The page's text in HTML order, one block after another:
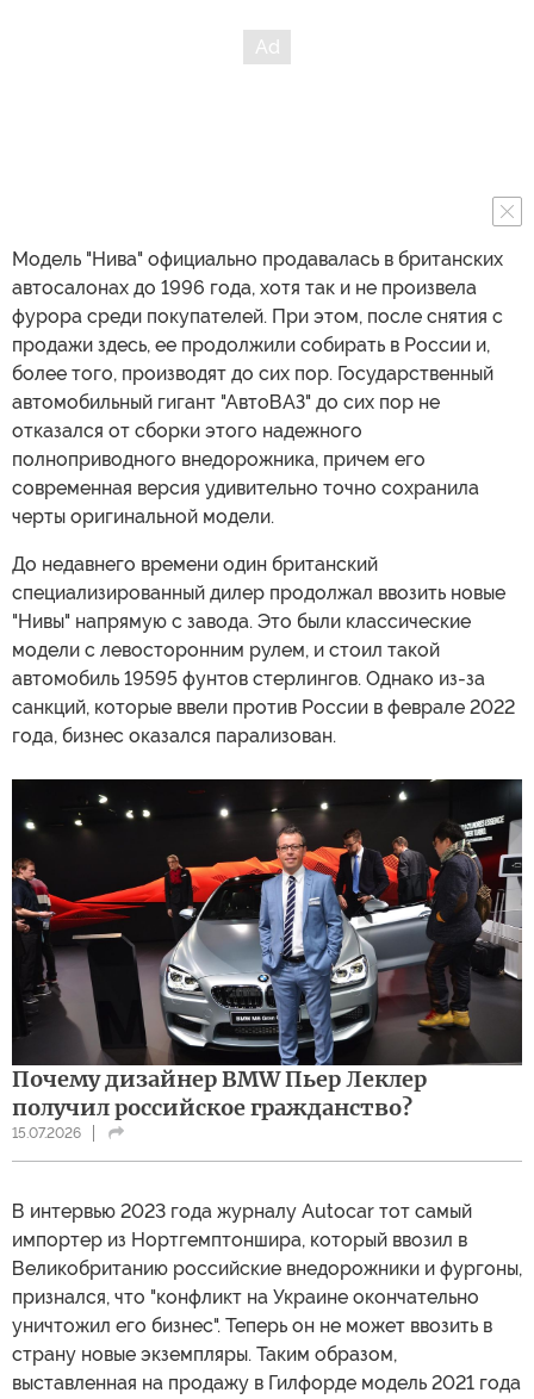
Модель "Нива" официально продавалась в британских
автосалонах до 1996 года, хотя так и не произвела
фурора среди покупателей. При этом, после снятия с
продажи здесь, ее продолжили собирать в России и,
более того, производят до сих пор. Государственный
автомобильный гигант "АвтоВАЗ" до сих пор не
отказался от сборки этого надежного
полноприводного внедорожника, причем его
современная версия удивительно точно сохранила
черты оригинальной модели.
До недавнего времени один британский
специализированный дилер продолжал ввозить новые
"Нивы" напрямую с завода. Это были классические
модели с левосторонним рулем, и стоил такой
автомобиль 19595 фунтов стерлингов. Однако из-за
санкций, которые ввели против России в феврале 2022
года, бизнес оказался парализован.
Почему дизайнер BMW Пьер Леклер
получил российское гражданство?
15.07.2026
В интервью 2023 года журналу Autocar тот самый
импортер из Нортгемптоншира, который ввозил в
Великобританию российские внедорожники и фургоны,
признался, что "конфликт на Украине окончательно
уничтожил его бизнес". Теперь он не может ввозить в
страну новые экземпляры. Таким образом,
выставленная на продажу в Гилфорде модель 2021 года